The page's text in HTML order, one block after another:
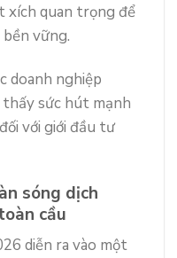
xích quan trọng để
vững.
doanh nghiệp
sức hút mạnh
với giới đầu tư
sóng dịch
cầu
diễn ra vào một